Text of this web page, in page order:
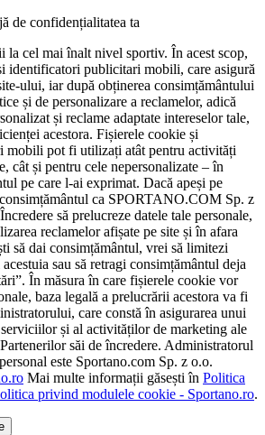
de confidențialitatea ta
la cel mai înalt nivel sportiv. În acest scop,
identificatori publicitari mobili, care asigură
ului, iar după obținerea consimțământului
și de personalizare a reclamelor, adică
și reclame adaptate intereselor tale,
acestora. Fișierele cookie și
pot fi utilizați atât pentru activități
cât și pentru cele nepersonalizate – în
pe care l-ai exprimat. Dacă apeși pe
ca SPORTANO.COM Sp. z
să prelucreze datele tale personale,
reclamelor afișate pe site și în afara
să dai consimțământul, vrei să limitezi
sau să retragi consimțământul deja
În măsura în care fișierele cookie vor
baza legală a prelucrării acestora va fi
care constă în asigurarea unui
și al activităților de marketing ale
săi de încredere. Administratorul
este Sportano.com Sp. z o.o.
Mai multe informații găsești în Politica
privind modulele cookie - Sportano.ro.